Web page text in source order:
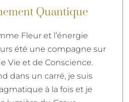
Quantique
Fleur et l’énergie
été une compagne sur
Vie et de Conscience.
dans un carré, je suis
à la fois et je